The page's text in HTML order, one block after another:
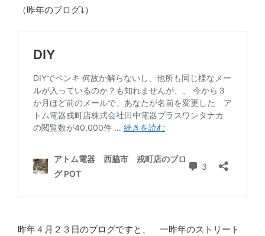
（昨年のブログ⤵）
昨年４月２３日のブログですと、 一昨年のストリート